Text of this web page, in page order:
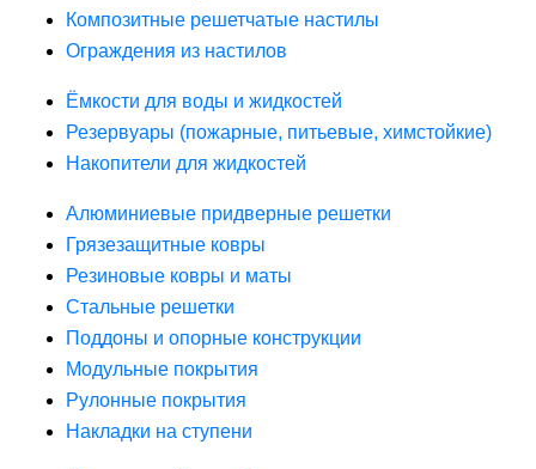
Композитные решетчатые настилы
Ограждения из настилов
Ёмкости для воды и жидкостей
Резервуары (пожарные, питьевые, химстойкие)
Накопители для жидкостей
Алюминиевые придверные решетки
Грязезащитные ковры
Резиновые ковры и маты
Стальные решетки
Поддоны и опорные конструкции
Модульные покрытия
Рулонные покрытия
Накладки на ступени